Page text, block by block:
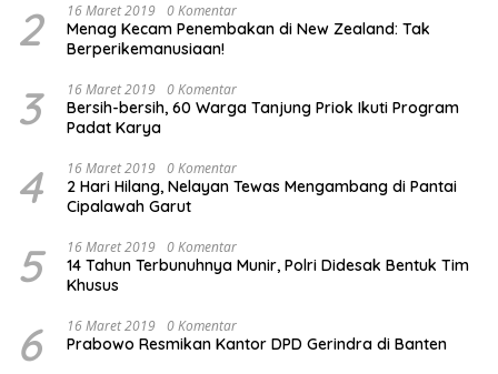
2 16 Maret 2019 0 Komentar
Menag Kecam Penembakan di New Zealand: Tak
Berperikemanusiaan!
3 16 Maret 2019 0 Komentar
Bersih-bersih, 60 Warga Tanjung Priok Ikuti Program
Padat Karya
4 16 Maret 2019 0 Komentar
2 Hari Hilang, Nelayan Tewas Mengambang di Pantai
Cipalawah Garut
5 16 Maret 2019 0 Komentar
14 Tahun Terbunuhnya Munir, Polri Didesak Bentuk Tim
Khusus
6 16 Maret 2019 0 Komentar
Prabowo Resmikan Kantor DPD Gerindra di Banten